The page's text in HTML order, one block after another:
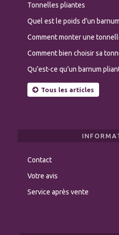
Tonnelles pliantes
Quel est le poids d’un
Comment monter une
Comment bien choisir sa
Qu’est-ce qu’un barnum
Tous les articles
Contact
Votre avis
Service après vente